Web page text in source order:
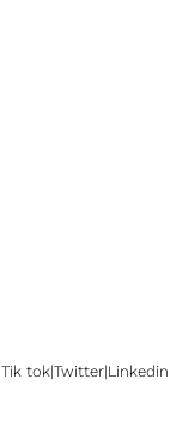
Tik tok Twitter Linkedin